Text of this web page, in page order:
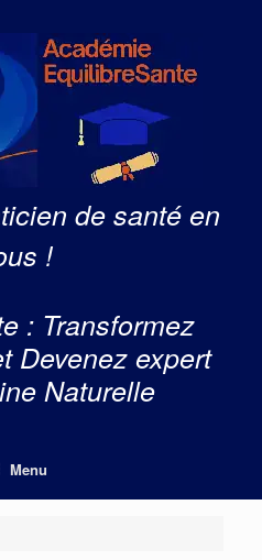
de santé en
!
: Transformez
Devenez expert
Naturelle
Menu